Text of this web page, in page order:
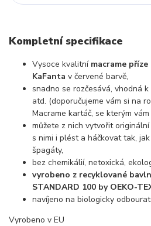
Kompletní specifikace
Vysoce kvalitní macrame
KaFanta v červené barvě,
snadno se rozčesává, vhodná
atd. (doporučujeme vám si na
Macrame kartáč, se kterým
můžete z nich vytvořit
s nimi i plést a háčkovat tak,
špagáty,
bez chemikálií, netoxická,
vyrobeno z recyklované
STANDARD 100 by OEKO-
navíjeno na biologicky
Vyrobeno v EU